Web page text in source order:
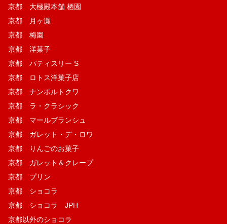
京都 大極殿本舗 栖園
京都 月ヶ瀬
京都 梅園
京都 洋菓子
京都 パティスリー S
京都 ロトス洋菓子店
京都 ナンポルトクワ
京都 ラ・クラシック
京都 マールブランシュ
京都 ガレット・デ・ロワ
京都 りんごのお菓子
京都 ガレット＆クレープ
京都 プリン
京都 ショコラ
京都 ショコラ JPH
京都以外のショコラ